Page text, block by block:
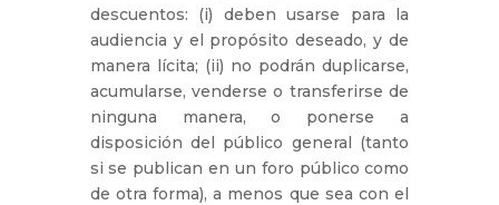
descuentos: (i) deben usarse para la
audiencia y el propósito deseado, y de
manera lícita; (ii) no podrán duplicarse,
acumularse, venderse o transferirse de
ninguna manera, o ponerse a
disposición del público general (tanto
si se publican en un foro público como
de otra forma), a menos que sea con el